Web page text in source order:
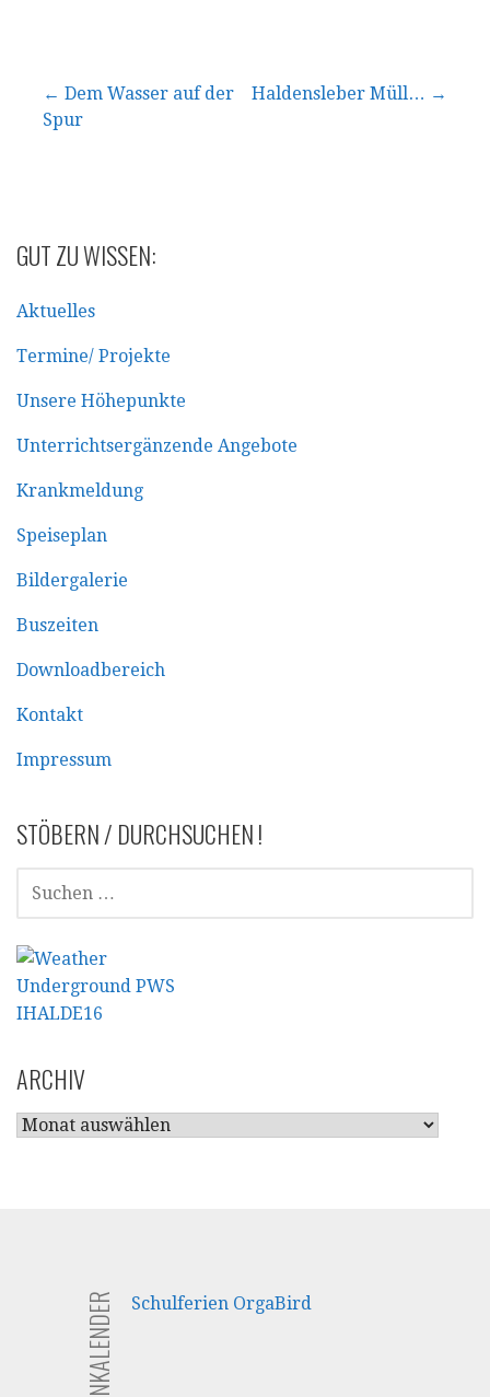
Beitragsnavigation
← Dem Wasser auf der
Spur
Haldensleber Müll… →
GUT ZU WISSEN:
Aktuelles
Termine/ Projekte
Unsere Höhepunkte
Unterrichtsergänzende Angebote
Krankmeldung
Speiseplan
Bildergalerie
Buszeiten
Downloadbereich
Kontakt
Impressum
STÖBERN / DURCHSUCHEN !
SUCHEN
NACH:
ARCHIV
ARCHIV
Schulferien OrgaBird